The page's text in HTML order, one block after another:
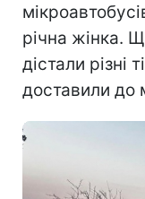
річна жінка.
дістали різні
доставили до